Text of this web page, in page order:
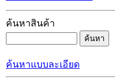
ค้นหาสินค้า
ค้นหาแบบละเอียด